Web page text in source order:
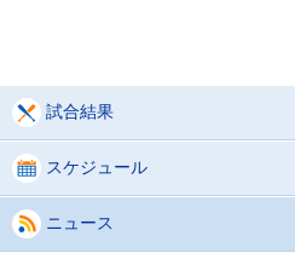
試合結果
スケジュール
ニュース